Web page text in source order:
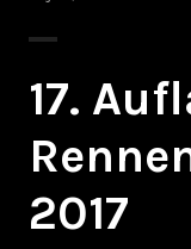
17.
2017